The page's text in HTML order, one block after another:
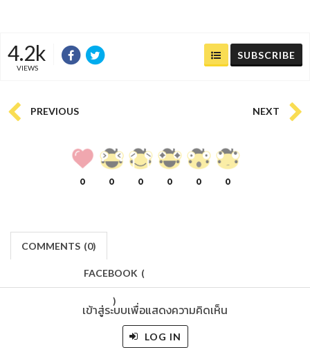
4.2k
VIEWS
SUBSCRIBE
PREVIOUS NEXT
0 0 0 0 0 0
COMMENTS (0)
FACEBOOK (
)
เข้าสู่ระบบเพื่อแสดงความคิดเห็น
LOG IN